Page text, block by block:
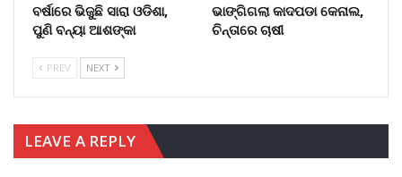
ବର୍ଷାରେ ଭିଜୁଛି ସାରା ଓଡିଶା,
ପୁଣି ବନ୍ୟା ଆଶଙ୍କା
ଭାଙ୍ଗିଗଲା କାଦପଡା କେନାଲ,
ଚିନ୍ତାରେ ଚାଷୀ
PREV NEXT
LEAVE A REPLY